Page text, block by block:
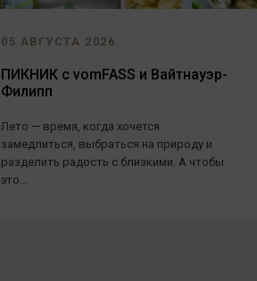
05 АВГУСТА 2026
ПИКНИК с vomFASS и Вайтнауэр-
Филипп
Лето — время, когда хочется
замедлиться, выбраться на природу и
разделить радость с близкими. А чтобы
это...